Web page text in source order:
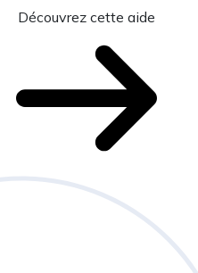
Découvrez cette aide